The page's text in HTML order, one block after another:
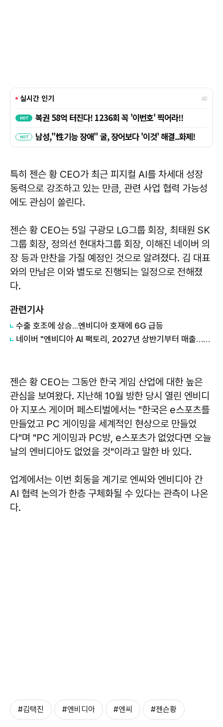
특히 젠슨 황 CEO가 최근 피지컬 AI를 차세대 성장
동력으로 강조하고 있는 만큼, 관련 사업 협력 가능성
에도 관심이 쏠린다.
젠슨 황 CEO는 5일 구광모 LG그룹 회장, 최태원 SK
그룹 회장, 정의선 현대차그룹 회장, 이해진 네이버 의
장 등과 만찬을 가질 예정인 것으로 알려졌다. 김 대표
와의 만남은 이와 별도로 진행되는 일정으로 전해졌
다.
관련기사
수출 호조에 상승...엔비디아 호재에 6G 급등
네이버 "엔비디아 AI 팩토리, 2027년 상반기부터 매출…구조적 성장 투자"
젠슨 황 CEO는 그동안 한국 게임 산업에 대한 높은
관심을 보여왔다. 지난해 10월 방한 당시 열린 엔비디
아 지포스 게이머 페스티벌에서는 "한국은 e스포츠를
만들었고 PC 게이밍을 세계적인 현상으로 만들었
다"며 "PC 게이밍과 PC방, e스포츠가 없었다면 오늘
날의 엔비디아도 없었을 것"이라고 말한 바 있다.
업계에서는 이번 회동을 계기로 엔씨와 엔비디아 간
AI 협력 논의가 한층 구체화될 수 있다는 관측이 나온
다.
#김택진 #엔비디아 #엔씨 #젠슨황